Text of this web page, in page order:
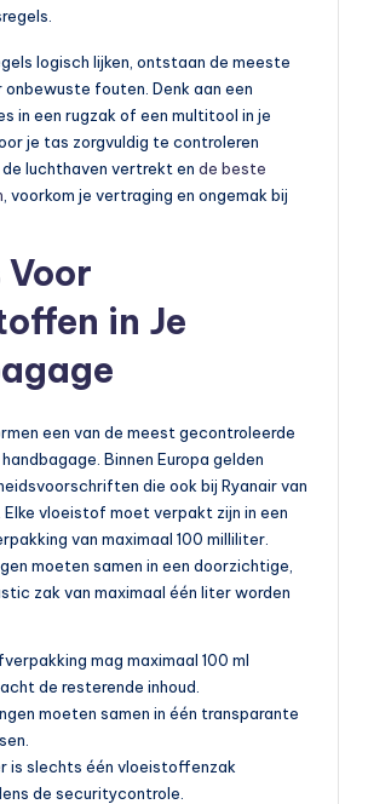
logisch lijken, ontstaan de meeste
onbewuste fouten. Denk aan een
in een rugzak of een multitool in je
je tas zorgvuldig te controleren
luchthaven vertrekt en de beste
, voorkom je vertraging en ongemak bij
Voor
in Je
een van de meest gecontroleerde
Binnen Europa gelden
die ook bij Ryanair van
Elke vloeistof moet verpakt zijn in een
van maximaal 100 milliliter.
moeten samen in een doorzichtige,
zak van maximaal één liter worden
mag maximaal 100 ml
de resterende inhoud.
moeten samen in één transparante
is slechts één vloeistoffenzak
de securitycontrole.